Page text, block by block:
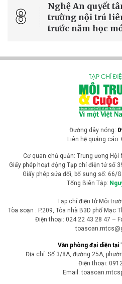
Hà Nội chỉ đạo quyết
trạng bị động trong
Chủ tịch UBND TP Hà Nội yêu cầu
chấm dứt tư tưởng bị động trong
khẩn trương hoàn thành các dự án
tiêu thoát nước nhằm giảm thiểu